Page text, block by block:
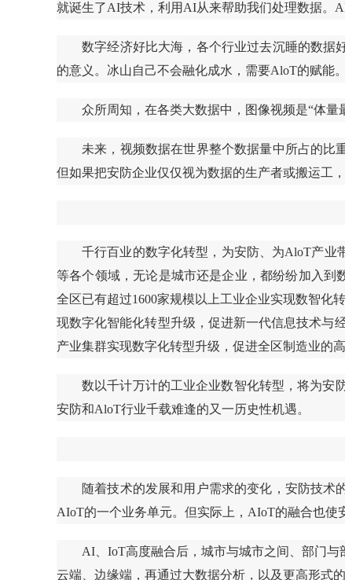
就诞生了AI技术，利用AI从来帮助我们处理数据。
数字经济好比大海，各个行业过去沉睡的数据
的意义。冰山自己不会融化成水，需要AloT的赋能
众所周知，在各类大数据中，图像视频是“体
未来，视频数据在世界整个数据量中所占的比
但如果把安防企业仅仅视为数据的生产者或搬运工
千行百业的数字化转型，为安防、为AloT产业
等各个领域，无论是城市还是企业，都纷纷加入到
全区已有超过1600家规模以上工业企业实现数智化
现数字化智能化转型升级，促进新一代信息技术与
产业集群实现数字化转型升级，促进全区制造业的高
数以千计万计的工业企业数智化转型，将为安
安防和AloT行业千载难逢的又一历史性机遇。
随着技术的发展和用户需求的变化，安防技术
AIoT的一个业务单元。但实际上，AIoT的融合也使
AI、IoT高度融合后，城市与城市之间、部门
云端、边缘端，再通过大数据分析，以及更高形式